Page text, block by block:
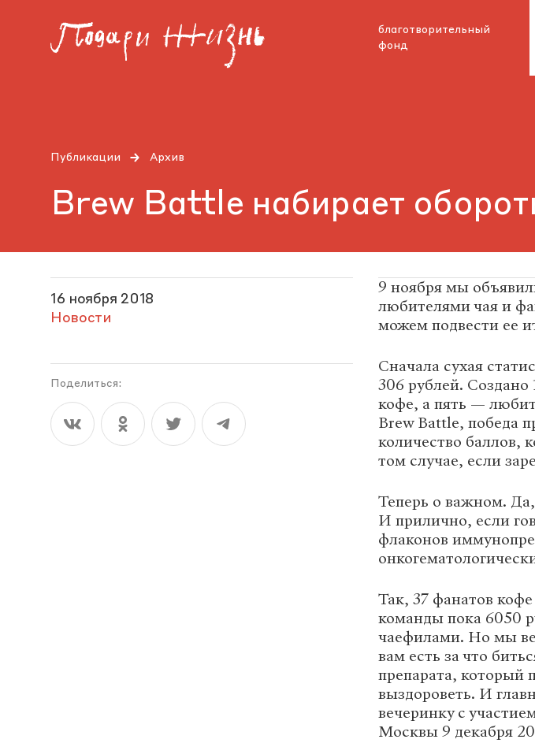
благотворительный
фонд
Публикации Архив
Brew Battle набирает
16 ноября 2018
Новости
Поделиться:
9 ноября мы
любителями чая и
можем подвести ее
Сначала сухая
306 рублей.
кофе, а пять —
Brew Battle, победа
количество баллов,
том случае, если
Теперь о важном.
И прилично, если
флаконов
Так, 37 фанатов
команды пока 6050
чаефилами. Но мы
вам есть за что
препарата,
выздороветь. И
вечеринку с
Москвы 9 декабря